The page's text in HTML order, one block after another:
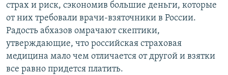
страх и риск, сэкономив большие деньги, которые
от них требовали врачи-взяточники в России.
Радость абхазов омрачают скептики,
утверждающие, что российская страховая
медицина мало чем отличается от другой и взятки
все равно придется платить.